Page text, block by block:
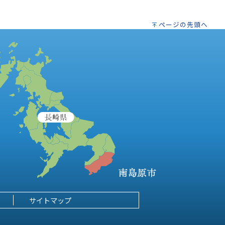
ページの先頭へ
サイトマップ